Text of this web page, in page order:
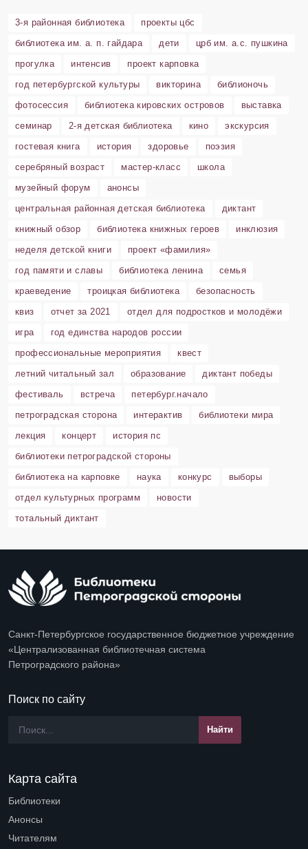
3-я районная библиотека
проекты цбс
библиотека им. а. п. гайдара
дети
црб им. а.с. пушкина
прогулка
интенсив
проект карповка
год петербургской культуры
викторина
библионочь
фотосессия
библиотека кировских островов
выставка
семинар
2-я детская библиотека кино
экскурсия
гостевая книга
история здоровье
поэзия
серебряный возраст
мастер-класс
школа
музейный форум
анонсы
центральная районная детская библиотека
диктант
книжный обзор
библиотека книжных героев
инклюзия
неделя детской книги
проект «фамилия»
год памяти и славы
библиотека ленина
семья
краеведение
троицкая библиотека
безопасность
квиз
отчет за 2021
отдел для подростков и молодёжи
игра
год единства народов россии
профессиональные мероприятия
квест
летний читальный зал
образование
диктант победы
фестиваль
встреча
петербург.начало
петроградская сторона
интерактив
библиотеки мира
лекция
концерт
история пс
библиотеки петроградской стороны
библиотека на карповке
наука конкурс
выборы
отдел культурных программ
новости
тотальный диктант
Санкт-Петербургское государственное бюджетное учреждение
«Централизованная библиотечная система
Петроградского района»
Поиск по сайту
Карта сайта
Библиотеки
Анонсы
Читателям